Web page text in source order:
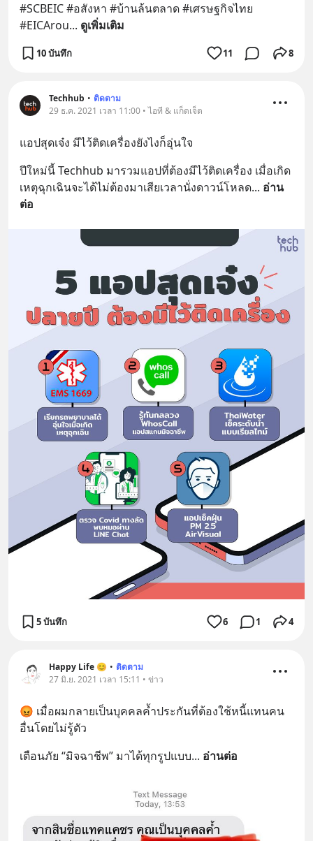
#SCBEIC #อสังหา #บ้านล้นตลาด #เศรษฐกิจไทย
#EICArou... ดูเพิ่มเติม
10 บันทึก 11 8
Techhub • ติดตาม
29 ธ.ค. 2021 เวลา 11:00 • ไอที & แก็ดเจ็ต
แอปสุดเจ๋ง มีไว้ติดเครื่องยังไงก็อุ่นใจ
ปีใหม่นี้ Techhub มารวมแอปที่ต้องมีไว้ติดเครื่อง เมื่อเกิด
เหตุฉุกเฉินจะได้ไม่ต้องมาเสียเวลานั่งดาวน์โหลด... อ่าน
ต่อ
5 บันทึก 6 1 4
Happy Life 😊 • ติดตาม
27 มิ.ย. 2021 เวลา 15:11 • ข่าว
😡 เมื่อผมกลายเป็นบุคคลค้ำประกันที่ต้องใช้หนี้แทนคน
อื่นโดยไม่รู้ตัว
เตือนภัย “มิจฉาชีพ” มาได้ทุกรูปแบบ... อ่านต่อ